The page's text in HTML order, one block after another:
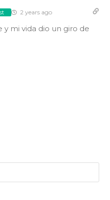
2 years ago
y mi vida dio un giro de